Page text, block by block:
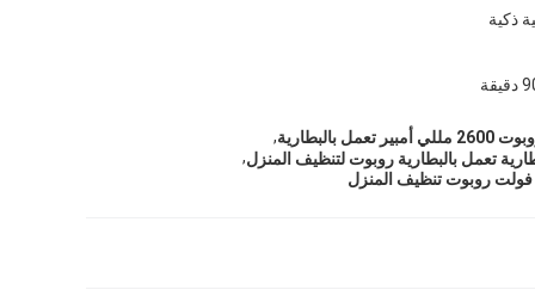
ذكية
بالبطارية
,
,